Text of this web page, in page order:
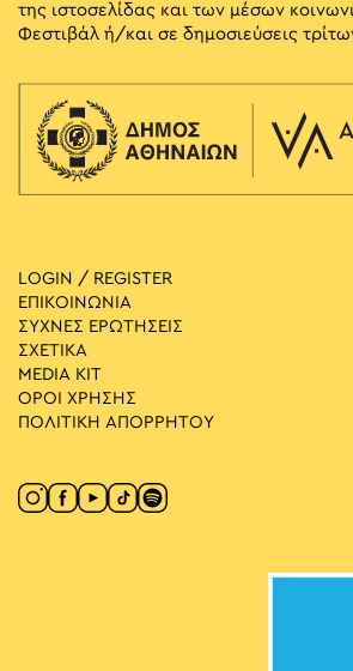
της ιστοσελίδας και των μέσων
Φεστιβάλ ή/και σε δημοσιεύσεις
LOGIN / REGISTER
ΕΠΙΚΟΙΝΩΝΙΑ
ΣΥΧΝΕΣ ΕΡΩΤΗΣΕΙΣ
ΣΧΕΤΙΚΑ
MEDIA ΚIT
ΟΡΟΙ ΧΡΗΣΗΣ
ΠΟΛΙΤΙΚΗ ΑΠΟΡΡΗΤΟΥ